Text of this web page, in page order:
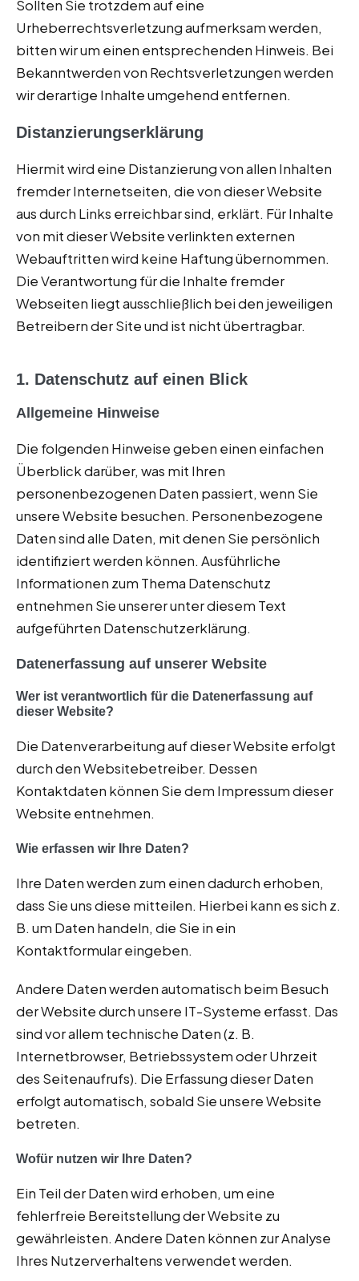
Sollten Sie trotzdem auf eine
Urheberrechtsverletzung aufmerksam werden,
bitten wir um einen entsprechenden Hinweis. Bei
Bekanntwerden von Rechtsverletzungen werden
wir derartige Inhalte umgehend entfernen.
Distanzierungserklärung
Hiermit wird eine Distanzierung von allen Inhalten
fremder Internetseiten, die von dieser Website
aus durch Links erreichbar sind, erklärt. Für Inhalte
von mit dieser Website verlinkten externen
Webauftritten wird keine Haftung übernommen.
Die Verantwortung für die Inhalte fremder
Webseiten liegt ausschließlich bei den jeweiligen
Betreibern der Site und ist nicht übertragbar.
1. Datenschutz auf einen Blick
Allgemeine Hinweise
Die folgenden Hinweise geben einen einfachen
Überblick darüber, was mit Ihren
personenbezogenen Daten passiert, wenn Sie
unsere Website besuchen. Personenbezogene
Daten sind alle Daten, mit denen Sie persönlich
identifiziert werden können. Ausführliche
Informationen zum Thema Datenschutz
entnehmen Sie unserer unter diesem Text
aufgeführten Datenschutzerklärung.
Datenerfassung auf unserer Website
Wer ist verantwortlich für die Datenerfassung auf
dieser Website?
Die Datenverarbeitung auf dieser Website erfolgt
durch den Websitebetreiber. Dessen
Kontaktdaten können Sie dem Impressum dieser
Website entnehmen.
Wie erfassen wir Ihre Daten?
Ihre Daten werden zum einen dadurch erhoben,
dass Sie uns diese mitteilen. Hierbei kann es sich z.
B. um Daten handeln, die Sie in ein
Kontaktformular eingeben.
Andere Daten werden automatisch beim Besuch
der Website durch unsere IT-Systeme erfasst. Das
sind vor allem technische Daten (z. B.
Internetbrowser, Betriebssystem oder Uhrzeit
des Seitenaufrufs). Die Erfassung dieser Daten
erfolgt automatisch, sobald Sie unsere Website
betreten.
Wofür nutzen wir Ihre Daten?
Ein Teil der Daten wird erhoben, um eine
fehlerfreie Bereitstellung der Website zu
gewährleisten. Andere Daten können zur Analyse
Ihres Nutzerverhaltens verwendet werden.